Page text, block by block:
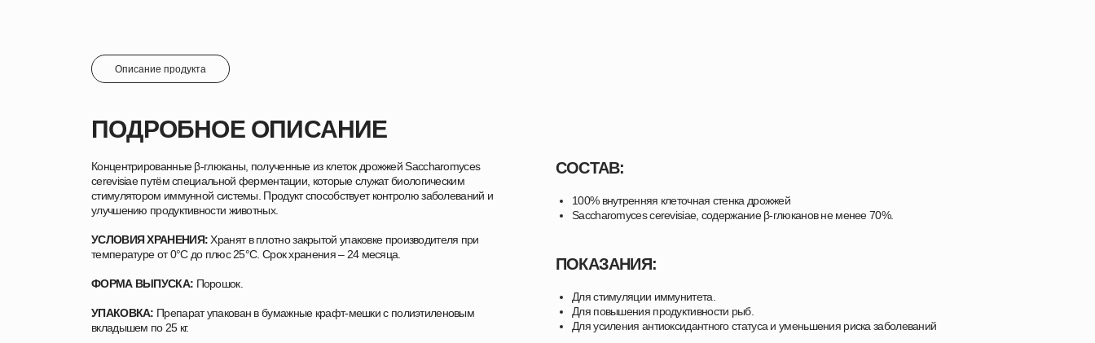
Концентрированные β-глюканы, полученные из клеток дрожжей Saccharomyces
cerevisiae путём специальной ферментации, которые служат биологическим
стимулятором иммунной системы. Продукт способствует контролю заболеваний и
улучшению продуктивности животных.
УСЛОВИЯ ХРАНЕНИЯ:Хранят в плотно закрытой упаковке производителя при
температуре от 0°С до плюс 25°С. Срок хранения – 24 месяца.
ФОРМА ВЫПУСКА: Порошок.
УПАКОВКА: Препарат упакован в бумажные крафт-мешки с полиэтиленовым
вкладышем по 25 кг.
ПОДРОБНОЕ ОПИСАНИЕ
100% внутренняя клеточная стенка дрожжей
Saccharomyces cerevisiae, содержание β-глюканов не менее 70%.
СОСТАВ:
Для стимуляции иммунитета.
Для повышения продуктивности рыб.
Для усиления антиоксидантного статуса и уменьшения риска заболеваний
ПОКАЗАНИЯ:
Описание продукта